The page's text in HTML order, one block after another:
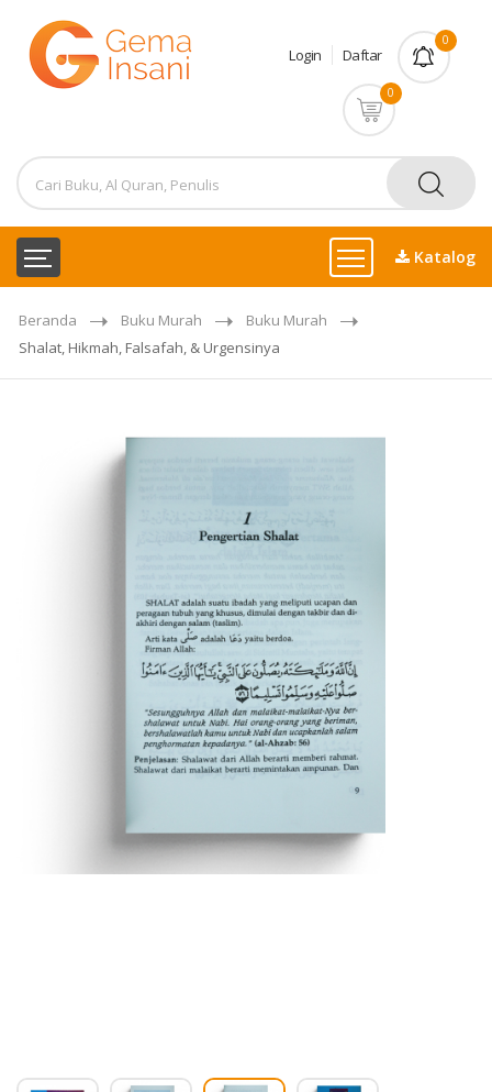
Login Daftar
0
0
Katalog
Beranda Buku Murah
Buku Murah
Shalat, Hikmah, Falsafah, & Urgensinya